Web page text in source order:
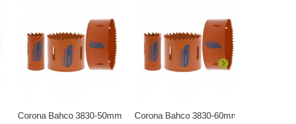
Corona Bahco 3830-50mm Corona Bahco 3830-60mm